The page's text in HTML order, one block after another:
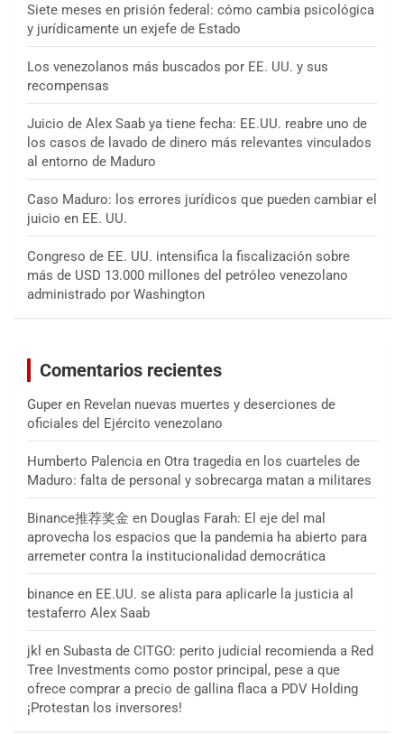
Siete meses en prisión federal: cómo cambia psicológica
y jurídicamente un exjefe de Estado
Los venezolanos más buscados por EE. UU. y sus
recompensas
Juicio de Alex Saab ya tiene fecha: EE.UU. reabre uno de
los casos de lavado de dinero más relevantes vinculados
al entorno de Maduro
Caso Maduro: los errores jurídicos que pueden cambiar el
juicio en EE. UU.
Congreso de EE. UU. intensifica la fiscalización sobre
más de USD 13.000 millones del petróleo venezolano
administrado por Washington
Comentarios recientes
Guper en Revelan nuevas muertes y deserciones de
oficiales del Ejército venezolano
Humberto Palencia en Otra tragedia en los cuarteles de
Maduro: falta de personal y sobrecarga matan a militares
Binance推荐奖金 en Douglas Farah: El eje del mal
aprovecha los espacios que la pandemia ha abierto para
arremeter contra la institucionalidad democrática
binance en EE.UU. se alista para aplicarle la justicia al
testaferro Alex Saab
jkl en Subasta de CITGO: perito judicial recomienda a Red
Tree Investments como postor principal, pese a que
ofrece comprar a precio de gallina flaca a PDV Holding
¡Protestan los inversores!